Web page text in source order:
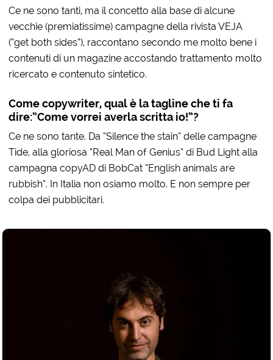
Ce ne sono tanti, ma il concetto alla base di alcune
vecchie (premiatissime) campagne della rivista VEJA
(“get both sides”), raccontano secondo me molto bene i
contenuti di un magazine accostando trattamento molto
ricercato e contenuto sintetico.
Come copywriter, qual è la tagline che ti fa
dire:”Come vorrei averla scritta io!”?
Ce ne sono tante. Da “Silence the stain” delle campagne
Tide, alla gloriosa “Real Man of Genius” di Bud Light alla
campagna copyAD di BobCat “English animals are
rubbish”. In Italia non osiamo molto. E non sempre per
colpa dei pubblicitari.